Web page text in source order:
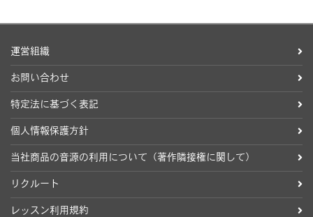
運営組織
お問い合わせ
特定法に基づく表記
個人情報保護方針
当社商品の音源の利用について（著作隣接権に関して）
リクルート
レッスン利用規約